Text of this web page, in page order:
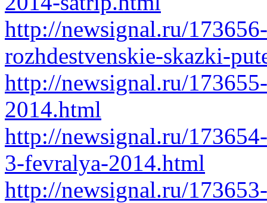
http://newsignal.ru/
rozhdestvenskie-skazki-
http://newsignal.ru/
2014.html
http://newsignal.ru/
3-fevralya-2014.html
http://newsignal.ru/